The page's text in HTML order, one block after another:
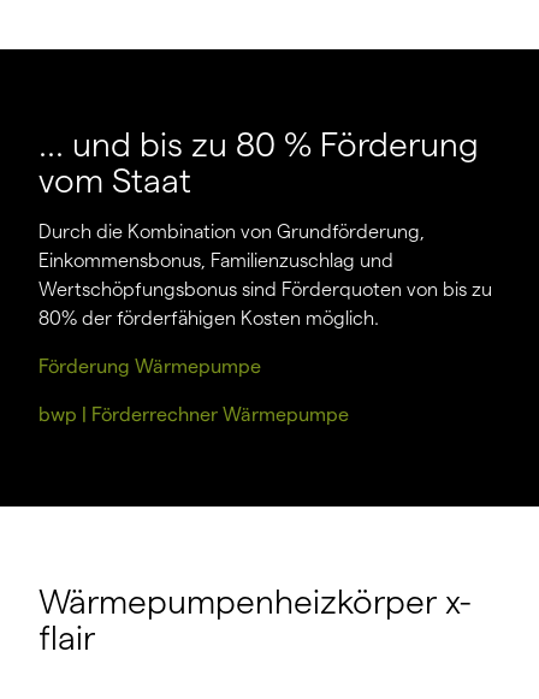
... und bis zu 80 % Förderung
vom Staat
Durch die Kombination von Grundförderung,
Einkommensbonus, Familienzuschlag und
Wertschöpfungsbonus sind Förderquoten von bis zu
80% der förderfähigen Kosten möglich.
Förderung Wärmepumpe
bwp | Förderrechner Wärmepumpe
Wärmepumpenheizkörper x-
flair